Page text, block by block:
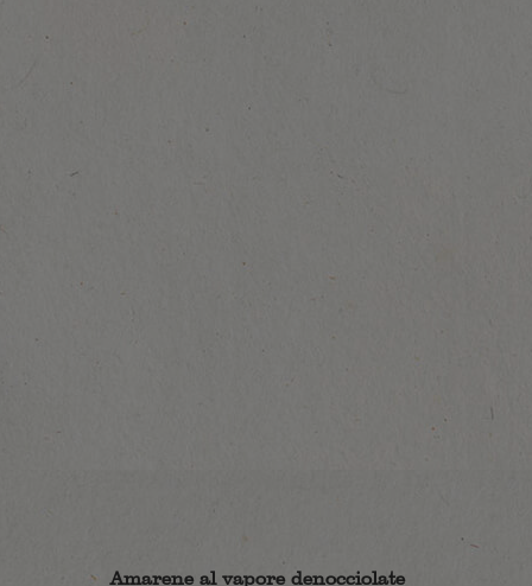
Amarene al vapore denocciolate